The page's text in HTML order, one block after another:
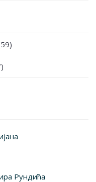
Рундића